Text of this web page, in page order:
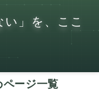
」を、ここ